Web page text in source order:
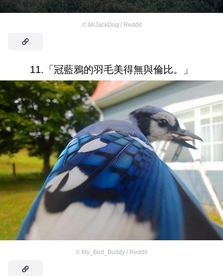
© MrJackDog / Reddit
11.「冠藍鴉的羽毛美得無與倫比。」
© My_Bird_Buddy / Reddit